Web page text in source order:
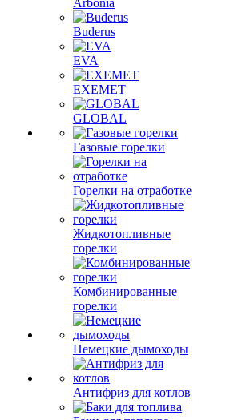
Arbonia
Buderus
EVA
EXEMET
GLOBAL
Газовые горелки
Горелки на отработке
Жидкотопливные
горелки
Комбинированные
горелки
Немецкие дымоходы
Антифриз для котлов